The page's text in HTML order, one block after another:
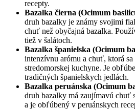
recepty.
Bazalka čierna (Ocimum
druh bazalky je známy svojimi
chuť než obyčajná bazalka.
tiež v šalátoch.
Bazalka španielska (Ocimum
intenzívnu arómu a chuť, ktorá
stredomorskej kuchyne. Je
tradičných španielskych jedlách.
Bazalka peruánska (Ocimum
druh bazalky má zaujímavú chuť
a je obľúbený v peruánskych